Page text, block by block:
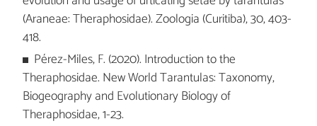
(Araneae: Theraphosidae). Zoologia (Curitiba), 30, 403-
418.
Pérez-Miles, F. (2020). Introduction to the
Theraphosidae. New World Tarantulas: Taxonomy,
Biogeography and Evolutionary Biology of
Theraphosidae, 1-23.